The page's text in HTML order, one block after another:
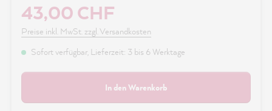
43,00 CHF
Preise inkl. MwSt. zzgl. Versandkosten
Sofort verfügbar, Lieferzeit: 3 bis 6 Werktage
In den Warenkorb